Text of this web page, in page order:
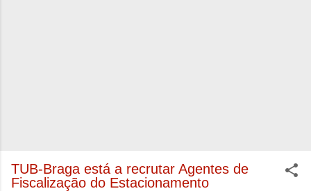
TUB-Braga está a recrutar Agentes de
Fiscalização do Estacionamento